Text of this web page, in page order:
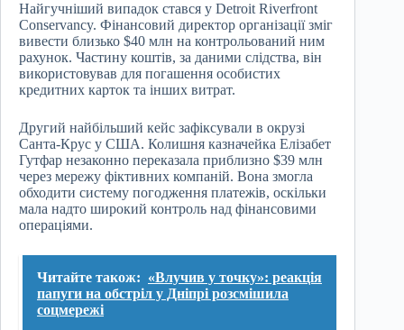
Найгучніший випадок стався у Detroit Riverfront
Conservancy. Фінансовий директор організації зміг
вивести близько $40 млн на контрольований ним
рахунок. Частину коштів, за даними слідства, він
використовував для погашення особистих
кредитних карток та інших витрат.
Другий найбільший кейс зафіксували в окрузі
Санта-Крус у США. Колишня казначейка Елізабет
Гутфар незаконно переказала приблизно $39 млн
через мережу фіктивних компаній. Вона змогла
обходити систему погодження платежів, оскільки
мала надто широкий контроль над фінансовими
операціями.
Читайте також: «Влучив у точку»: реакція
папуги на обстріл у Дніпрі розсмішила
соцмережі